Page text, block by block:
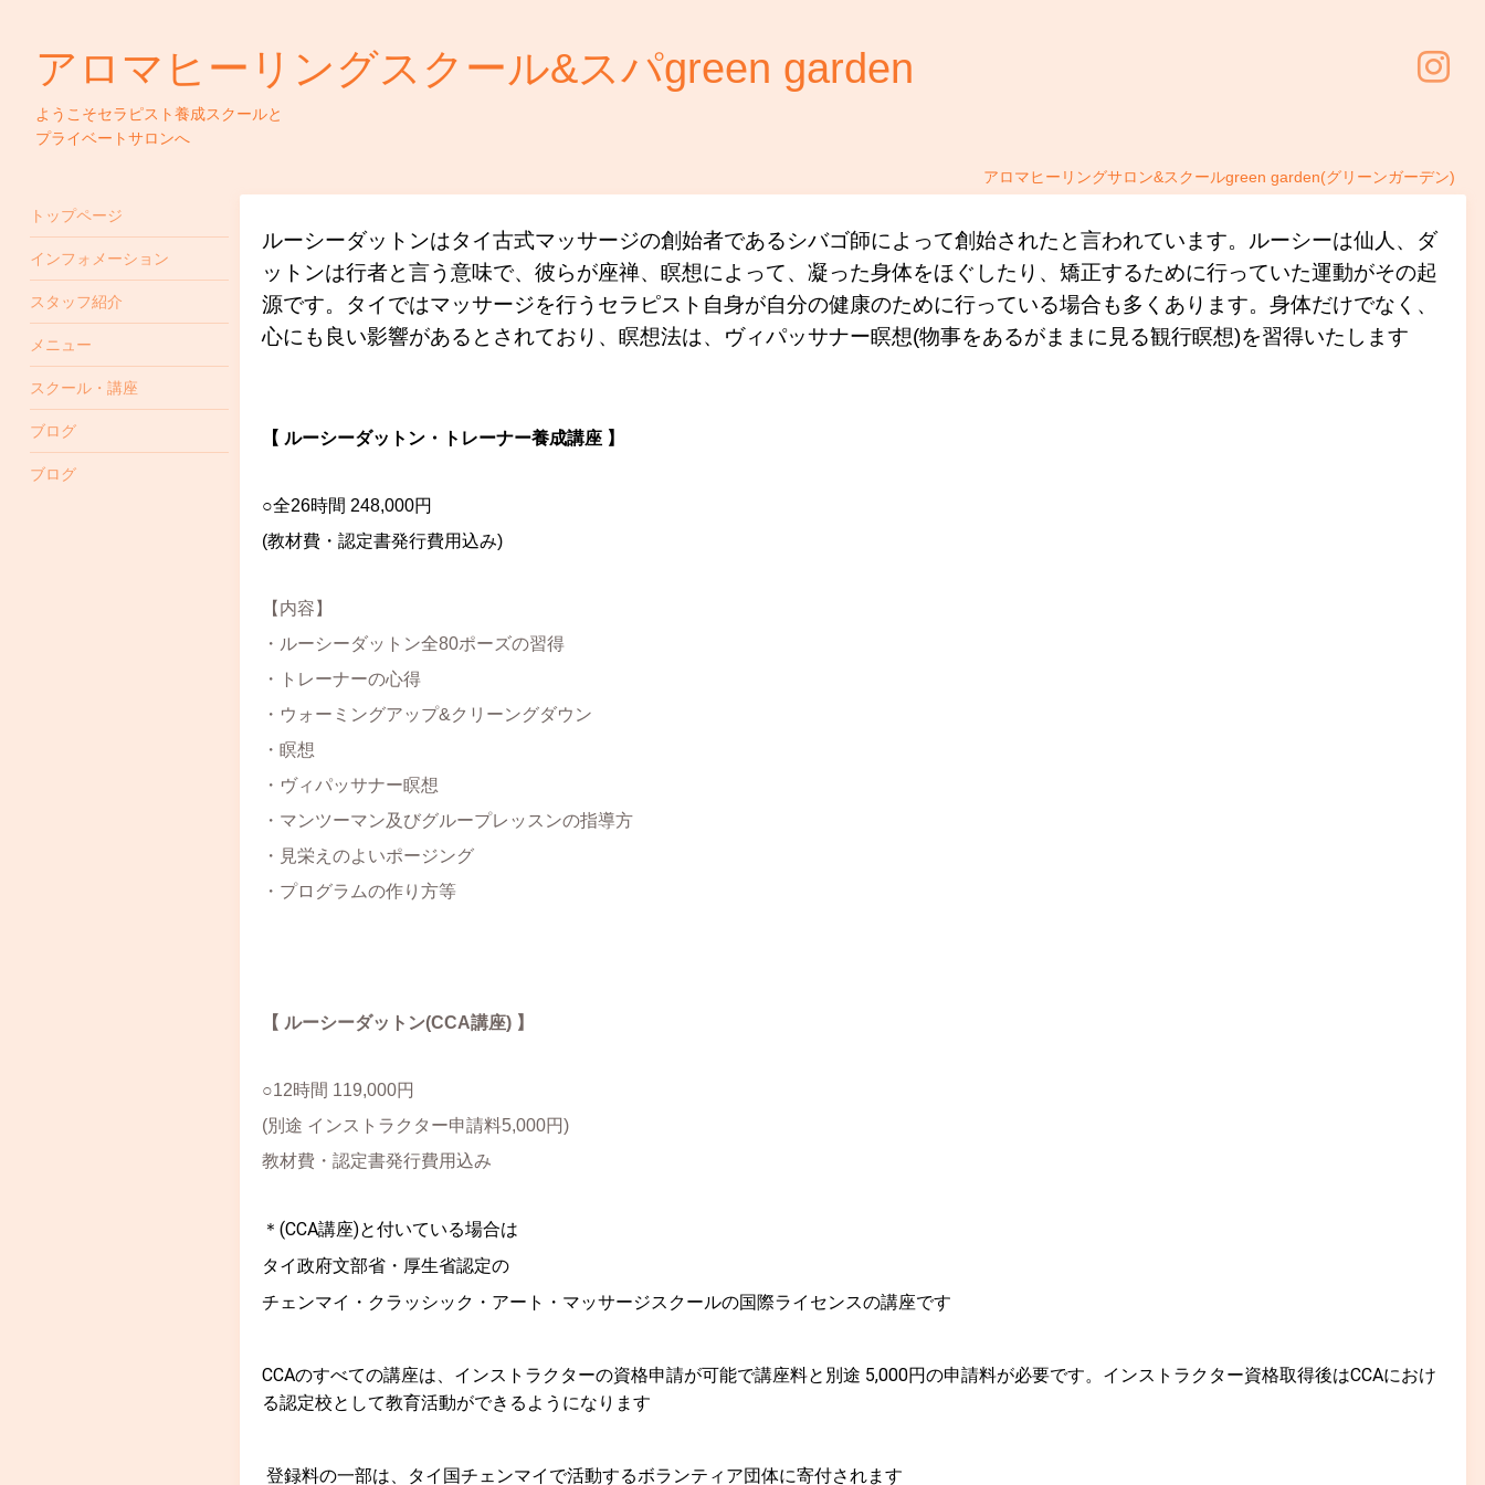
アロマヒーリングスクール&スパgreen garden
ようこそセラピスト養成スクールと
プライベートサロンへ
アロマヒーリングサロン&スクールgreen garden(グリーンガーデン)
ルーシーダットンはタイ古式マッサージの創始者であるシバゴ師によって創始されたと言われています。ルーシーは仙人、ダ
ットンは行者と言う意味で、彼らが座禅、瞑想によって、凝った身体をほぐしたり、矯正するために行っていた運動がその起
源です。タイではマッサージを行うセラピスト自身が自分の健康のために行っている場合も多くあります。身体だけでなく、
心にも良い影響があるとされており、瞑想法は、ヴィパッサナー瞑想(物事をあるがままに見る観行瞑想)を習得いたします
【 ルーシーダットン・トレーナー養成講座 】
○全26時間 248,000円
(教材費・認定書発行費用込み)
【内容】
・ルーシーダットン全80ポーズの習得
・トレーナーの心得
・ウォーミングアップ&クリーングダウン
・瞑想
・ヴィパッサナー瞑想
・マンツーマン及びグループレッスンの指導方
・見栄えのよいポージング
・プログラムの作り方等
【 ルーシーダットン(CCA講座) 】
○12時間 119,000円
(別途 インストラクター申請料5,000円)
教材費・認定書発行費用込み
＊(CCA講座)と付いている場合は
タイ政府文部省・厚生省認定の
チェンマイ・クラッシック・アート・マッサージスクールの国際ライセンスの講座です
CCAのすべての講座は、インストラクターの資格申請が可能で講座料と別途 5,000円の申請料が必要です。インストラクター資格取得後はCCAにおけ
る認定校として教育活動ができるようになります
登録料の一部は、タイ国チェンマイで活動するボランティア団体に寄付されます
トップページ
インフォメーション
スタッフ紹介
メニュー
スクール・講座
ブログ
ブログ